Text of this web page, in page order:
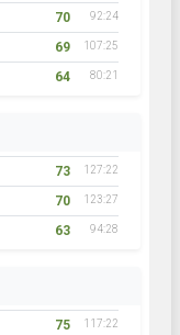
70 92:24
69 107:25
64 80:21
73 127:22
70 123:27
63 94:28
75 117:22